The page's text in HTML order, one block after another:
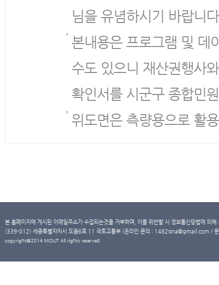
님을 유념하시기 바랍니
본내용은 프로그램 및 데
수도 있으니 재산권행사
확인서를 시군구 종합민
위도면은 측량용으로 활
본 홈페이지에 게시된 이메일주소가 수집되는것을 거부하며, 이를 위반할 시 정보통신망법에 의
(339-012) 세종특별자치시 도움6로 11 국토교통부 (온라인 문의 : 1482qna@gmail.com /
copyright@2014 MOLIT All rights reserved.